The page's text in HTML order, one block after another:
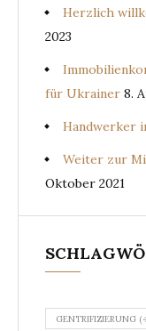
Herzlich
2023
für Ukrainer 8.
Handwerker
Weiter zur
Oktober 2021
GENTRIFIZIERUNG